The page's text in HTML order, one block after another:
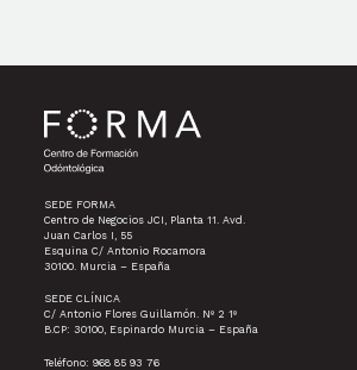
SEDE FORMA
Centro de Negocios JCI, Planta 11. Avd.
Juan Carlos I, 55
Esquina C/ Antonio Rocamora
30100. Murcia – España
SEDE CLÍNICA
C/ Antonio Flores Guillamón. Nº 2 1º
B.CP: 30100, Espinardo Murcia – España
Teléfono: 968 85 93 76